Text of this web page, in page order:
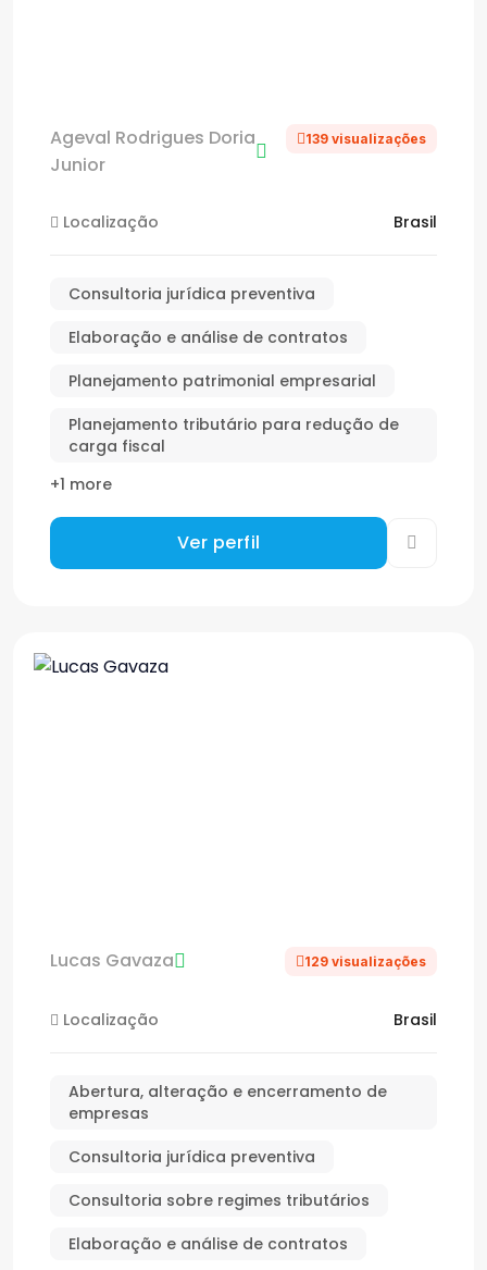
Ageval Rodrigues Doria
Junior
139 visualizações
Localização Brasil
Consultoria jurídica preventiva
Elaboração e análise de contratos
Planejamento patrimonial empresarial
Planejamento tributário para redução de
carga fiscal
+1 more
Ver perfil
Lucas Gavaza 129 visualizações
Localização Brasil
Abertura, alteração e encerramento de
empresas
Consultoria jurídica preventiva
Consultoria sobre regimes tributários
Elaboração e análise de contratos